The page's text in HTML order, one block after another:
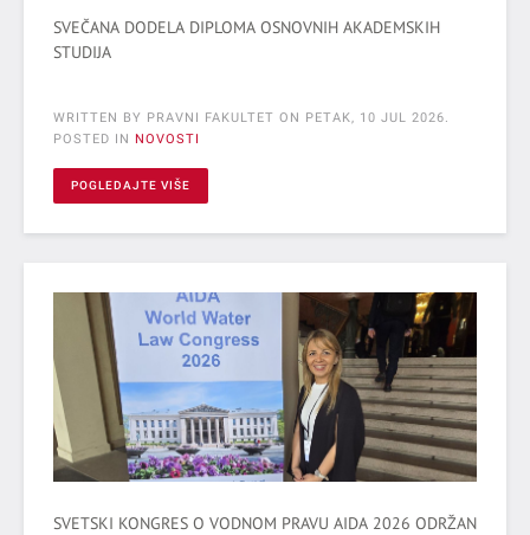
SVEČANA DODELA DIPLOMA OSNOVNIH AKADEMSKIH
STUDIJA
WRITTEN BY PRAVNI FAKULTET ON PETAK, 10 JUL 2026.
POSTED IN NOVOSTI
POGLEDAJTE VIŠE
SVETSKI KONGRES O VODNOM PRAVU AIDA 2026 ODRŽAN